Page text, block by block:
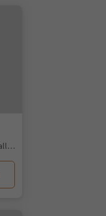
S. Giacomo - Valle Aurina, Valle Aurina, Valle Aurina